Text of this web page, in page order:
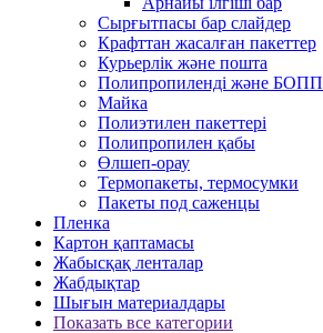
Сырғытпасы бар слайдер
Крафттан жасалған пакеттер
Курьерлік және пошта
Полипропиленді және БОПП
Майка
Полиэтилен пакеттері
Полипропилен қабы
Өлшеп-орау
Термопакеты, термосумки
Пакеты под саженцы
Пленка
Картон қаптамасы
Жабысқақ ленталар
Жабдықтар
Шығын материалдары
Показать все категории